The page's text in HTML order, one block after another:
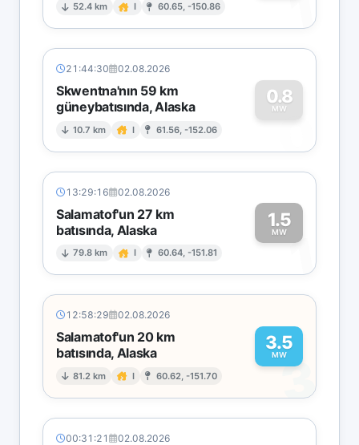
52.4 km I 60.65, -150.86
21:44:30 02.08.2026
Skwentna'nın 59 km
güneybatısında, Alaska
10.7 km I 61.56, -152.06
0.8
MW
0
13:29:16 02.08.2026
Salamatof'un 27 km
batısında, Alaska
79.8 km I 60.64, -151.81
1.5
MW1
12:58:29 02.08.2026
Salamatof'un 20 km
batısında, Alaska
81.2 km I 60.62, -151.70
3.5
MW
3
00:31:21 02.08.2026